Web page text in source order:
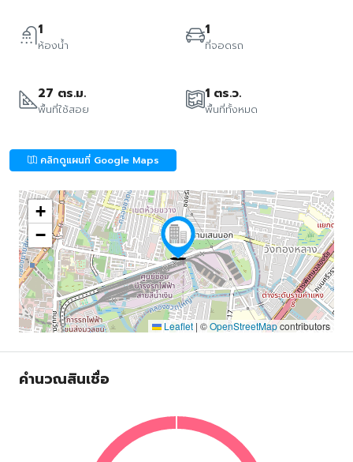
1
ห้องน้ำ
1
ที่จอดรถ
27 ตร.ม.
พื้นที่ใช้สอย
1 ตร.ว.
พื้นที่ทั้งหมด
คลิกดูแผนที่ Google Maps
+
−
Leaflet | ©OpenStreetMapcontributors
คำนวณสินเชื่อ